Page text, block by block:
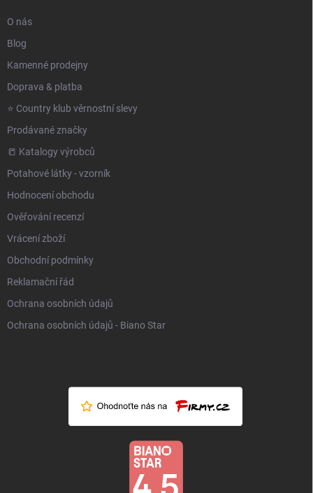
O nás
Blog
Kamenné prodejny
Doprava & platba
⭐️ Country klub věrnostní slevy
Prodávané značky
📒 Katalogy výrobců
Potahové látky - vzorník
Hodnocení obchodu
Ověřování recenzí
Vrácení zboží
Obchodní podmínky
Reklamační řád
Ochrana osobních údajů
Ochrana osobních údajů - Biano Star